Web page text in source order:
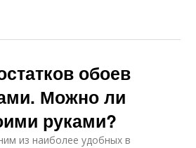
установки
Замеры для
горизонтальных
жалюзи
обоев
Можно ли
руками?
из наиболее удобных в